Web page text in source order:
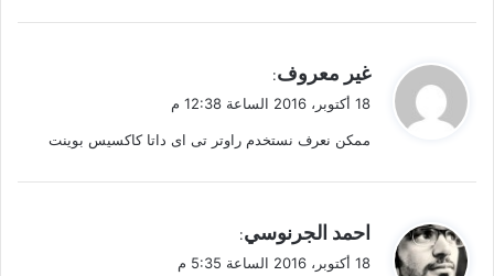
ي
ق
ل
غير معروف:
18 أكتوبر، 2016 الساعة 12:38 م
ممكن نعرف نستخدم راوتر تى اى داتا كاكسيس بوينت
ي
ق
احمد الجرنوسي:
18 أكتوبر، 2016 الساعة 5:35 م